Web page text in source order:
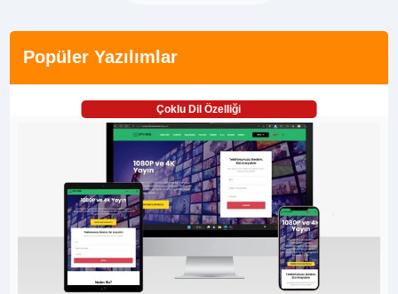
Popüler Yazılımlar
Çoklu Dil Özelliği